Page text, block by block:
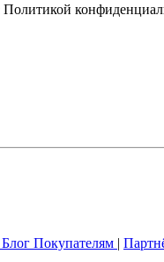
Политикой
Блог Покупателям |